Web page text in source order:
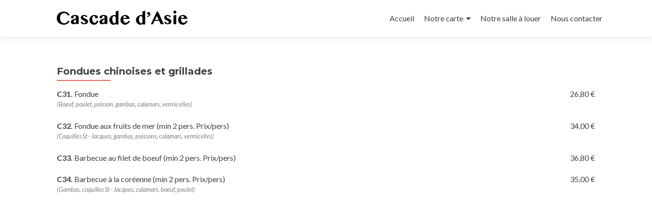
to
Accueil Notre carte Notre salle à louer Nous contacter
Fondues chinoises et grillades
C31. Fondue 26,80 €
(Boeuf, poulet, poisson, gambas, calamars, vermicelles)
C32. Fondue aux fruits de mer (min 2 pers. Prix/pers) 34,00 €
(Coquilles St - Jacques, gambas, poissons, calamars, vermicelles)
C33. Barbecue au filet de boeuf (min 2 pers. Prix/pers) 36,80 €
C34. Barbecue à la coréenne (min 2 pers. Prix/pers) 35,00 €
(Gambas, coquilles St - Jacques, calamars, boeuf, poulet)